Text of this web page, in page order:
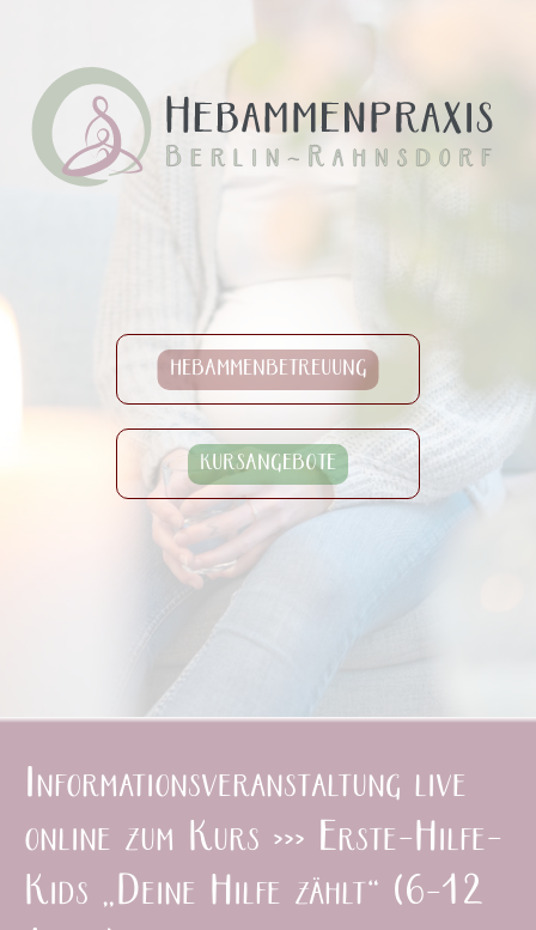
HEBAMMENBETREUUNG
KURSANGEBOTE
Informationsveranstaltung live
online zum Kurs >>> Erste-Hilfe-
Kids „Deine Hilfe zählt“ (6-12